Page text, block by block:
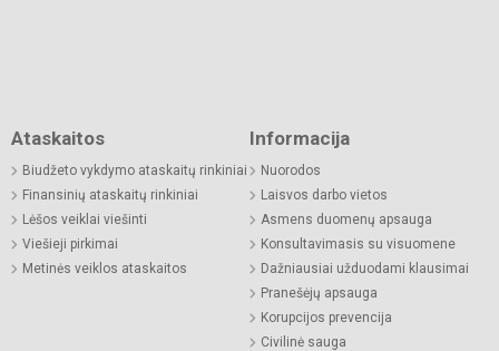
Ataskaitos
Biudžeto vykdymo ataskaitų rinkiniai
Finansinių ataskaitų rinkiniai
Lėšos veiklai viešinti
Viešieji pirkimai
Metinės veiklos ataskaitos
Informacija
Nuorodos
Laisvos darbo vietos
Asmens duomenų apsauga
Konsultavimasis su visuomene
Dažniausiai užduodami klausimai
Pranešėjų apsauga
Korupcijos prevencija
Civilinė sauga